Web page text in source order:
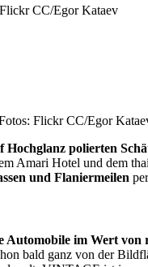
CC/Egor Kataev
Flickr CC/Egor
polierten
Amari Hotel und dem
und Flaniermeilen
Automobile im Wert
bald ganz von der